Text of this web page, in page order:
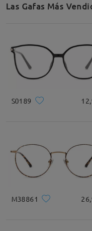
Las Gafas Más
S0189
M38861